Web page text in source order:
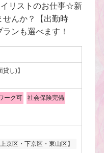
リストのお仕事☆新
せんか？【出勤時
ンも選べます！
貸し)】
ーク可 社会保険完備
京区・下京区・東山区】